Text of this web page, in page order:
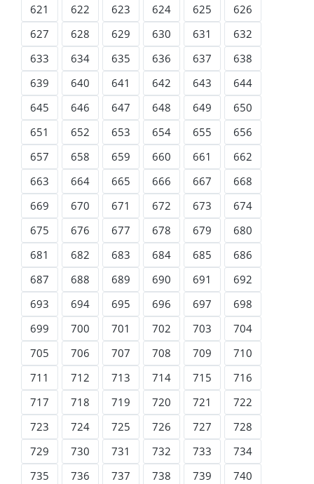
621
622 623 624 625
626
627
628 629 630 631
632
633
634 635 636 637
638
639
640 641 642 643
644
645
646 647 648 649
650
651
652 653 654 655
656
657
658 659 660 661
662
663
664 665 666 667
668
669
670 671 672 673
674
675
676 677 678 679
680
681
682 683 684 685
686
687
688 689 690 691
692
693
694 695 696 697
698
699
700 701 702 703
704
705
706 707 708 709
710
711
712 713 714 715
716
717
718 719 720 721
722
723
724 725 726 727
728
729
730 731 732 733
734
735
736 737 738 739
740